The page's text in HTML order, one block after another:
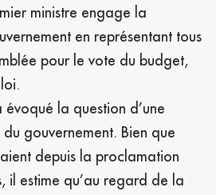
ministre engage la
en représentant tous
pour le vote du budget,
évoqué la question d’une
gouvernement. Bien que
depuis la proclamation
il estime qu’au regard de la